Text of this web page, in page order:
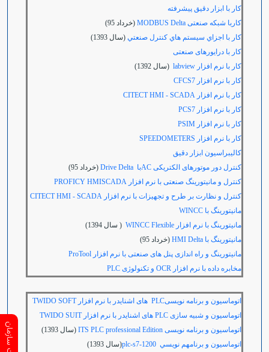
کار با ابزار دقیق پیشرفته
کاربا شبکه صنعتی MODBUS Delta
(خرداد 95)
كار با اجزاي سيستم هاي كنترل صنعتي (سال 1393)
کار با درایورهای صنعتی
کار با نرم افزار labview
(سال 1392)
کار با نرم افزار CFCS7
کار با نرم افزار CITECT HMI - SCADA
کار با نرم افزار PCS7
کار با نرم افزار PSIM
کار با نرم افزار SPEEDOMETERS
کالیبراسیون ابزار دقیق
کنترل دور موتورهای الکتریکی ACبا Drive Delta
(خرداد 95)
کنترل و مانیتورینگ صنعتی با نرم افزار PROFICY HMISCADA
کنترل و نظارت بر طرح و تجهیزات با نرم افزار CITECT HMI - SCADA
مانیتورینگ با WINCC
مانیتورینگ با نرم افزار WINCC Flexible
( سال 1394)
مانیتورینگ با HMI Delta
(خرداد 95)
مانیتورینگ و راه اندازی پنل های صنعتی با نرم افزار ProTool
مخابره داده با نرم افزار
و تکنولوژی PLC
اتوماسیون و برنامه نویسیPLC های اشنایدر با نرم افزارTWIDO SOFT
اتوماسیون و شبیه سازی
های اشنایدر با نرم افزارTWIDO SUIT
اتوماسیون و برنامه نویسی ITS PLC professional Edition
(سال 1393)
اتوماسيون و برنامهم نويسي plc-s7-1200
(سال 1393)